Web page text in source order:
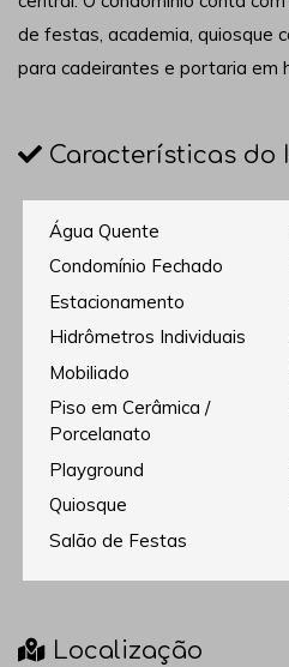
de festas, academia, quiosque
para cadeirantes e portaria em
Características do
Água Quente
Condomínio Fechado
Estacionamento
Hidrômetros Individuais
Mobiliado
Piso em Cerâmica /
Porcelanato
Playground
Quiosque
Salão de Festas
Localização